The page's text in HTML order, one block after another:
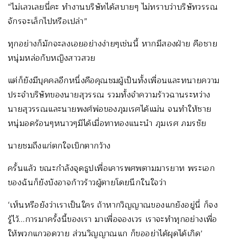
“ไม่เลวเลยนี่คะ ทำงานบริษัทได้สบายๆ ไม่ทราบว่าบริษัทวรรณ
จักรจะเล็กไปหรือเปล่า”
ทุกอย่างก็มักจะลงเอยอย่างง่ายๆเช่นนี้ หากมีสองฝ่าย คือชาย
หนุ่มหล่อกับหญิงสาวสวย
แต่ก็ยังมีบุคคลอีกหนึ่งคือคุณชมผู้เป็นทั้งเพื่อนและทนายความ
ประจำบริษัทของนายสุวรรณ รวมทั้งจำความร้าวฉานระหว่าง
นายสุวรรณและนายพงศ์พ่อของภุมเรศได้แม่น จนทำให้ชาย
หนุ่มอดร้อนๆหนาวๆมิได้เมื่อทาทองแนะนำ ภุมเรศ ภมรชัย
นายชมถึงแก่ตกใจเบิกตากว้าง
ครั้นแล้ว ขณะกำลังจุดธูปเพื่อเคารพศพตามมารยาท พระเอก
ของฉันก็ยังบังอาจก้าวร้าวผู้ตายโดยนึกในใจว่า
‘เห็นหรือยังว่าเราเป็นใคร ถ้าหากวิญญาณของแกยังอยู่นี่ ก็จง
รู้ไว้…การมาครั้งนี้ของเรา มาเพื่อจองเวร เราจะทำทุกอย่างเพื่อ
ให้พวกแกวอดวาย ส่วนวิญญาณแก ก็ขออย่าได้ผุดได้เกิด’